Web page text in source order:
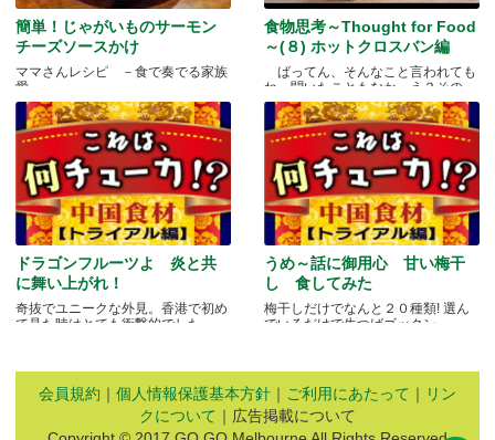
簡単！じゃがいものサーモン
チーズソースかけ
ママさんレシピ －食で奏でる家族
愛－
食物思考～Thought for Food
～(８) ホットクロスバン編
ばってん、そんなこと言われても
ね、聞いたこともなか。え？その
と.....
ドラゴンフルーツよ 炎と共
に舞い上がれ！
奇抜でユニークな外見。香港で初め
て見た時はとても衝撃的でした.....
うめ～話に御用心 甘い梅干
し 食してみた
梅干しだけでなんと２０種類! 選ん
でいるだけで生つばゴックン。 .....
会員規約 ｜ 個人情報保護基本方針 ｜ ご利用にあたって ｜ リン
クについて ｜広告掲載について